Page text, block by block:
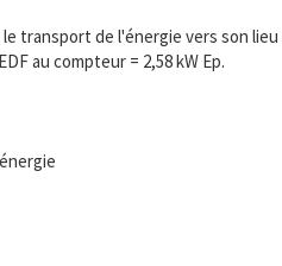
transport de l'énergie vers son
au compteur = 2,58 kW Ep.